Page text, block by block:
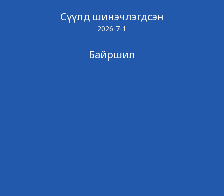
Сүүлд шинэчлэгдсэн
2026-7-1
Байршил